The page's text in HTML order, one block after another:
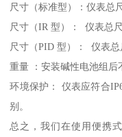
尺寸（标准型）：仪表总
尺寸（IR 型）： 仪表总
尺寸（PID 型）： 仪表总
重量 ：安装碱性电池组后
环境保护： 仪表应符合
别。
总之，我们在使用便携